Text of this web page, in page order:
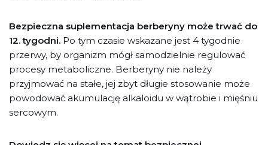
Bezpieczna suplementacja berberyny może trwać do
12. tygodni. Po tym czasie wskazane jest 4 tygodnie
przerwy, by organizm mógł samodzielnie regulować
procesy metaboliczne. Berberyny nie należy
przyjmować na stałe, jej zbyt długie stosowanie może
powodować akumulację alkaloidu w wątrobie i mięśniu
sercowym.